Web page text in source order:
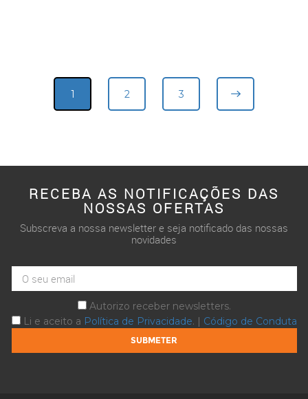
1 2 3
RECEBA AS NOTIFICAÇÕES DAS
NOSSAS OFERTAS
Subscreva a nossa newsletter e seja notificado das nossas
novidades
Autorizo receber newsletters.
Li e aceito a Política de Privacidade. | Código de Conduta